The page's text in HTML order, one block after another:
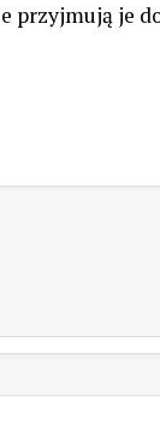
przyjmują je